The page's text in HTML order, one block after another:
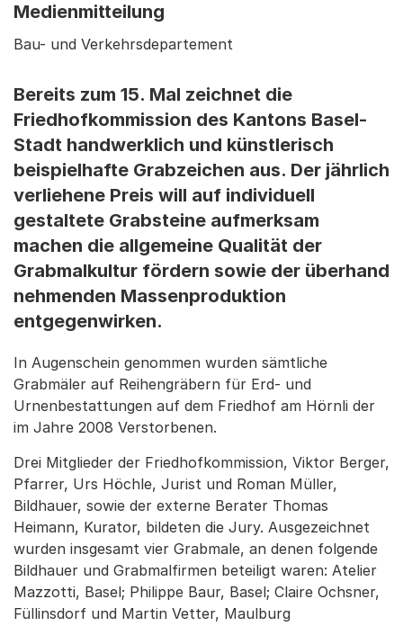
Medienmitteilung
Bau- und Verkehrsdepartement
Bereits zum 15. Mal zeichnet die
Friedhofkommission des Kantons Basel-
Stadt handwerklich und künstlerisch
beispielhafte Grabzeichen aus. Der jährlich
verliehene Preis will auf individuell
gestaltete Grabsteine aufmerksam
machen die allgemeine Qualität der
Grabmalkultur fördern sowie der überhand
nehmenden Massenproduktion
entgegenwirken.
In Augenschein genommen wurden sämtliche
Grabmäler auf Reihengräbern für Erd- und
Urnenbestattungen auf dem Friedhof am Hörnli der
im Jahre 2008 Verstorbenen.
Drei Mitglieder der Friedhofkommission, Viktor Berger,
Pfarrer, Urs Höchle, Jurist und Roman Müller,
Bildhauer, sowie der externe Berater Thomas
Heimann, Kurator, bildeten die Jury. Ausgezeichnet
wurden insgesamt vier Grabmale, an denen folgende
Bildhauer und Grabmalfirmen beteiligt waren: Atelier
Mazzotti, Basel; Philippe Baur, Basel; Claire Ochsner,
Füllinsdorf und Martin Vetter, Maulburg